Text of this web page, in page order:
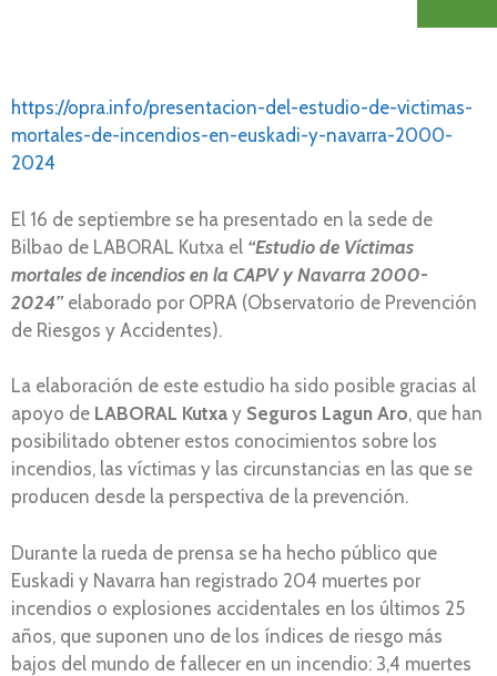
https://opra.info/presentacion-del-estudio-de-victimas-
mortales-de-incendios-en-euskadi-y-navarra-2000-
2024
El 16 de septiembre se ha presentado en la sede de
Bilbao de LABORAL Kutxa el “Estudio de Víctimas
mortales de incendios en la CAPV y Navarra 2000-
2024” elaborado por OPRA (Observatorio de Prevención
de Riesgos y Accidentes).
La elaboración de este estudio ha sido posible gracias al
apoyo de LABORAL Kutxa y Seguros Lagun Aro, que han
posibilitado obtener estos conocimientos sobre los
incendios, las víctimas y las circunstancias en las que se
producen desde la perspectiva de la prevención.
Durante la rueda de prensa se ha hecho público que
Euskadi y Navarra han registrado 204 muertes por
incendios o explosiones accidentales en los últimos 25
años, que suponen uno de los índices de riesgo más
bajos del mundo de fallecer en un incendio: 3,4 muertes